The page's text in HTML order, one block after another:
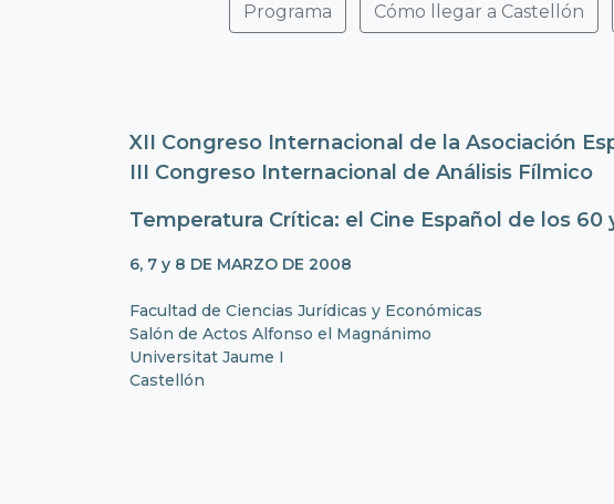
Programa Cómo llegar a Castellón
XII Congreso Internacional de la Asociación
III Congreso Internacional de Análisis Fílmico
Temperatura Crítica: el Cine Español de los
6, 7 y 8 DE MARZO DE 2008
Facultad de Ciencias Jurídicas y Económicas
Salón de Actos Alfonso el Magnánimo
Universitat Jaume I
Castellón